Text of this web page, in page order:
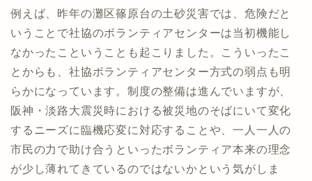
例えば、昨年の灘区篠原台の土砂災害では、危険だと
いうことで社協のボランティアセンターは当初機能し
なかったこということも起こりました。こういったこ
とからも、社協ボランティアセンター方式の弱点も明
らかになっています。制度の整備は進んでいますが、
阪神・淡路大震災時における被災地のそばにいて変化
するニーズに臨機応変に対応することや、一人一人の
市民の力で助け合うといったボランティア本来の理念
が少し薄れてきているのではないかという気がしま